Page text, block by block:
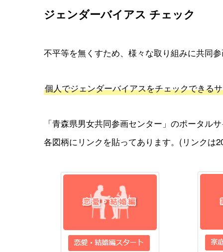
ジェンダーバイアス チェック
不平等を無くすため、様々な取り組みに共同
個人でジェンダーバイアスをチェックできる
「青森県男女共同参画センター」のポータル
各図柄にリンクを貼ってあります。(リンクは